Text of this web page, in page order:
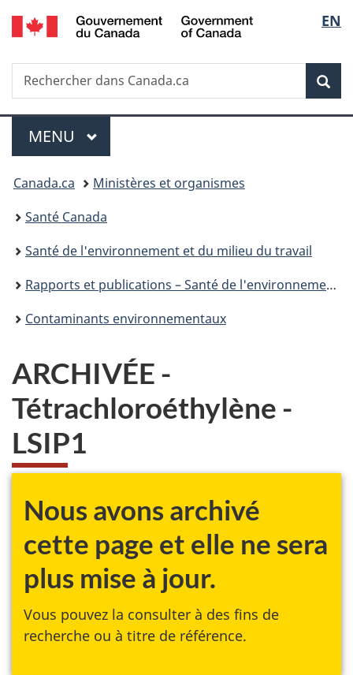
Passer
au
principal
Passer
à
Au
du
Passer
à
version
simplifiée
de
la
EN
Recherche
Rechercher
dans
Menu
MENU PRINCIPAL
Vous
êtes
ici :
Canada.ca
Ministères et organismes
Santé Canada
Santé de l'environnement et du milieu du travail
Rapports et publications – Santé de l'environnement et du milieu de travail
Contaminants environnementaux
ARCHIVÉE -
Tétrachloroéthylène -
LSIP1
Nous avons archivé
cette page et elle ne sera
plus mise à jour.
Vous pouvez la consulter à des fins de
recherche ou à titre de référence.